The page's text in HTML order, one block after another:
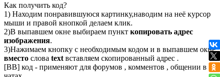
Как получить код?
1) Находим понравившуюся картинку,наводим на неё курсор
мыши и правой кнопкой делаем клик.
2)В выпавшем окне выбираем пункт копировать адрес
изображения.
3)Нажимаем кнопку с необходимым кодом и в выпавшем окне
вместо слова text вставляем скопированный адрес .
[BB] код - применяют для форумов , комментов , общении в